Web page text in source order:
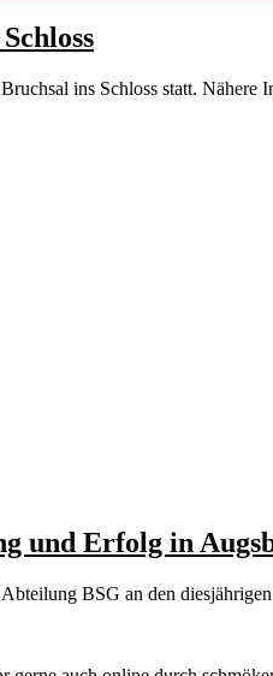
ins Schloss statt.
und Erfolg in
BSG an den